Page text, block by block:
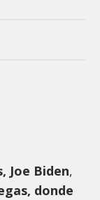
Joe Biden,
donde